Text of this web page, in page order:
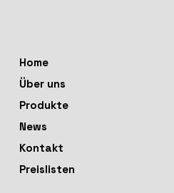
Home
Über uns
Produkte
News
Kontakt
Preislisten